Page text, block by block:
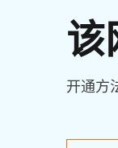
该
开通方